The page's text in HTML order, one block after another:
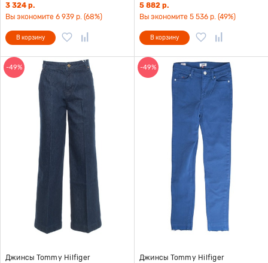
3 324 р.
Вы экономите 6 939 р. (68%)
В корзину
5 882 р.
Вы экономите 5 536 р. (49%)
В корзину
-49%
Джинсы Tommy Hilfiger
-49%
Джинсы Tommy Hilfiger